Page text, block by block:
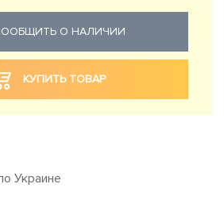
О НАЛИЧИИ
КУПИТЬ ТОВАР
Украине